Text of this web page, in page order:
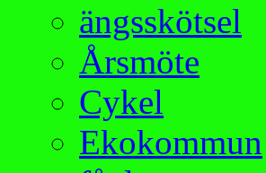
ängsskötsel
Årsmöte
Cykel
Ekokommun